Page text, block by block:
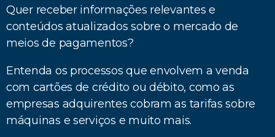
Quer receber informações relevantes e
conteúdos atualizados sobre o mercado de
meios de pagamentos?
Entenda os processos que envolvem a venda
com cartões de crédito ou débito, como as
empresas adquirentes cobram as tarifas sobre
máquinas e serviços e muito mais.